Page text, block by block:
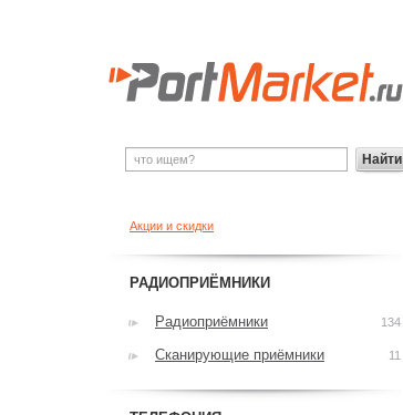
Акции и скидки
РАДИОПРИЁМНИКИ
Радиоприёмники 134
Сканирующие приёмники 11
Найти